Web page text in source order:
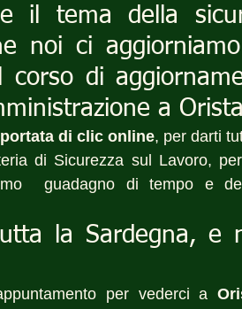
il tema della
noi ci
di
a
di clic online, per darti
di Sicurezza sul Lavoro,
guadagno di tempo e
la Sardegna, e
per vederci a